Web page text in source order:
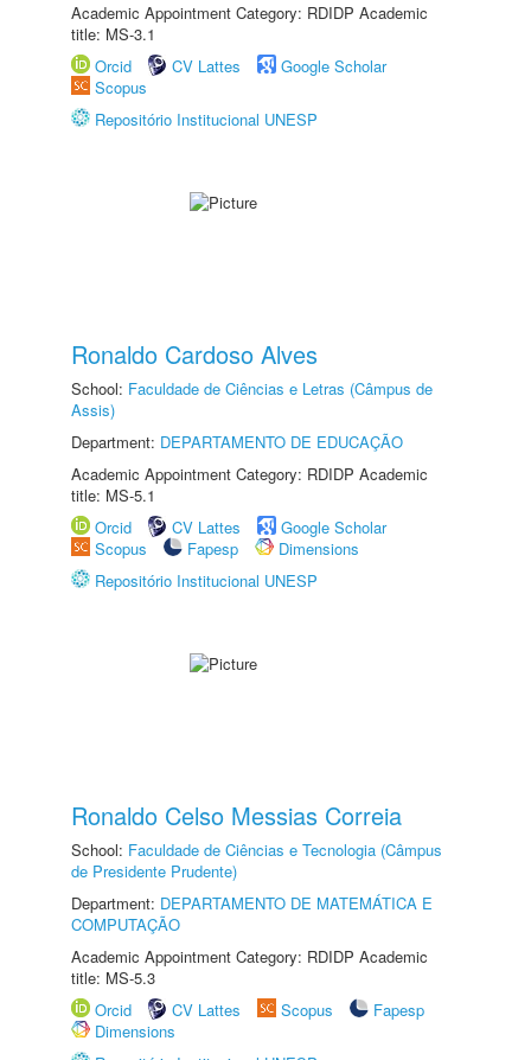
Academic Appointment Category: RDIDP Academic
title: MS-3.1
Orcid
CV Lattes
Google Scholar
Scopus
Repositório Institucional UNESP
Ronaldo Cardoso Alves
School: Faculdade de Ciências e Letras (Câmpus de
Assis)
Department: DEPARTAMENTO DE EDUCAÇÃO
Academic Appointment Category: RDIDP Academic
title: MS-5.1
Orcid
CV Lattes
Google Scholar
Scopus
Fapesp
Dimensions
Repositório Institucional UNESP
Ronaldo Celso Messias Correia
School: Faculdade de Ciências e Tecnologia (Câmpus
de Presidente Prudente)
Department: DEPARTAMENTO DE MATEMÁTICA E
COMPUTAÇÃO
Academic Appointment Category: RDIDP Academic
title: MS-5.3
Orcid
CV Lattes Scopus
Fapesp
Dimensions